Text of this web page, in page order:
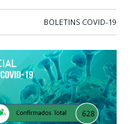
BOLETINS COVID-19